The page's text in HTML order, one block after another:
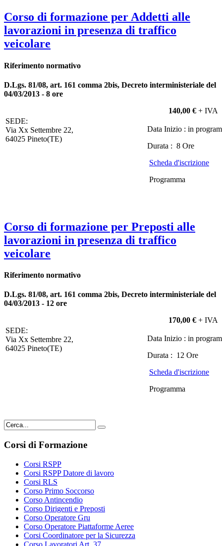
Corso di formazione per Addetti alle
lavorazioni in presenza di traffico
veicolare
Riferimento normativo
D.Lgs. 81/08, art. 161 comma 2bis, Decreto interministeriale del
04/03/2013 - 8 ore
140,00 € + IVA
SEDE:
Via Xx Settembre 22,
64025 Pineto(TE)
Data Inizio : in
Durata : 8 Ore
Scheda d'iscrizione
Programma
Corso di formazione per Preposti alle
lavorazioni in presenza di traffico
veicolare
Riferimento normativo
D.Lgs. 81/08, art. 161 comma 2bis, Decreto interministeriale del
04/03/2013 - 12 ore
170,00 € + IVA
SEDE:
Via Xx Settembre 22,
64025 Pineto(TE)
Data Inizio : in
Durata : 12 Ore
Scheda d'iscrizione
Programma
Corsi di Formazione
Corsi RSPP
Corsi RSPP Datore di lavoro
Corsi RLS
Corso Primo Soccorso
Corso Antincendio
Corso Dirigenti e Preposti
Corso Operatore Gru
Corso Operatore Piattaforme Aeree
Corsi Coordinatore per la Sicurezza
Corso Lavoratori Art. 37